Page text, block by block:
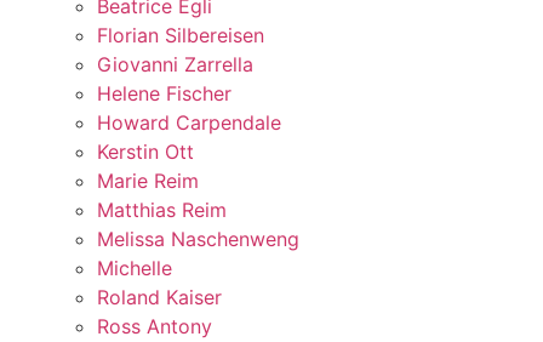
Beatrice Egli
Florian Silbereisen
Giovanni Zarrella
Helene Fischer
Howard Carpendale
Kerstin Ott
Marie Reim
Matthias Reim
Melissa Naschenweng
Michelle
Roland Kaiser
Ross Antony